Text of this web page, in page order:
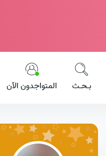
بـحـث المتواجدون الآن